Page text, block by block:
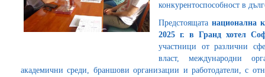
конкурентоспособност в
Предстоящата национална
2025 г. в Гранд хотел
участници от различни
власт, международни
академични среди, браншови организации и работодатели, с